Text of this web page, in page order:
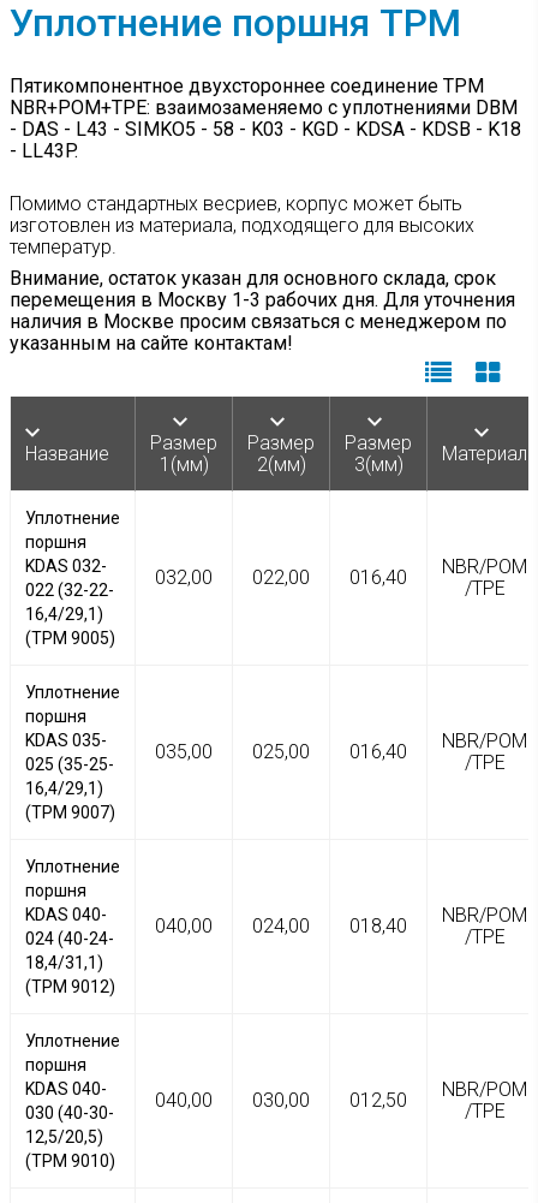
ШЕВРОННЫЕ
МАНЖЕТЫ
ЭЛАСТИЧНЫЕ
НАБОРЫ
GPK
Е50
Е52
TPS/T
TPS/G
TPM
TDE
Е15
Е11
Уплотнение поршня TPM
Пятикомпонентное двухстороннее соединение TPM
NBR+POM+TPE: взаимозаменяемо с уплотнениями DBM
- DAS - L43 - SIMKO5 - 58 - K03 - KGD - KDSA - KDSB - K18
- LL43P.
Помимо стандартных весриев, корпус может быть
изготовлен из материала, подходящего для высоких
температур.
Внимание, остаток указан для основного склада, срок
перемещения в Москву 1-3 рабочих дня. Для уточнения
наличия в Москве просим связаться с менеджером по
указанным на сайте контактам!
Название
Размер
1(мм)
Размер
2(мм)
Размер
3(мм)
Материал
Уплотнение
поршня
KDAS 032-
022 (32-22-
16,4/29,1)
(TPM 9005)
032,00 022,00 016,40
NBR/POM
/TPE
Уплотнение
поршня
KDAS 035-
025 (35-25-
16,4/29,1)
(TPM 9007)
035,00 025,00 016,40
NBR/POM
/TPE
Уплотнение
поршня
KDAS 040-
024 (40-24-
18,4/31,1)
(TPM 9012)
040,00 024,00 018,40
NBR/POM
/TPE
Уплотнение
поршня
KDAS 040-
030 (40-30-
12,5/20,5)
(TPM 9010)
040,00 030,00 012,50
NBR/POM
/TPE